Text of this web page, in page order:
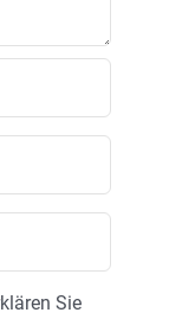
Sie